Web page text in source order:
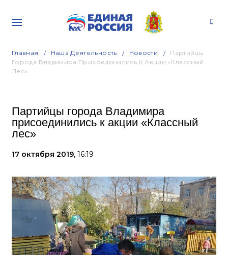
Главная Наша Деятельность Новости
Партийцы
Города Владимира Присоединились К Акции «Классный
Лес»
Партийцы города Владимира
присоединились к акции «Классный
лес»
17 октября 2019, 16:19